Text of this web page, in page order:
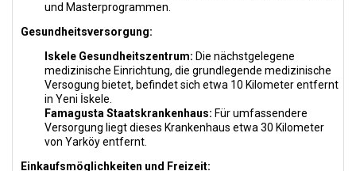
und Masterprogrammen.
Gesundheitsversorgung:
Iskele Gesundheitszentrum: Die nächstgelegene
medizinische Einrichtung, die grundlegende medizinische
Versogung bietet, befindet sich etwa 10 Kilometer entfernt
in Yeni İskele.
Famagusta Staatskrankenhaus: Für umfassendere
Versorgung liegt dieses Krankenhaus etwa 30 Kilometer
von Yarköy entfernt.
Einkaufsmöglichkeiten und Freizeit: